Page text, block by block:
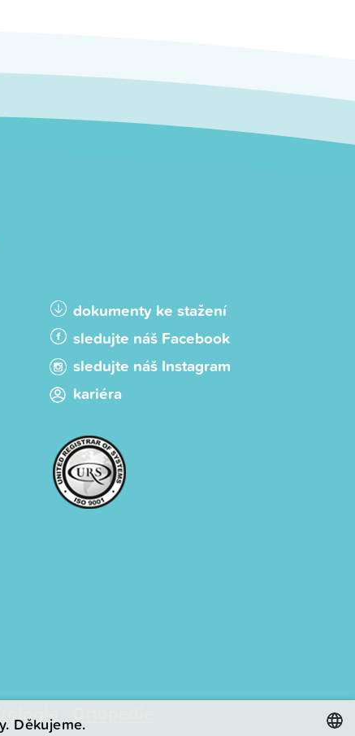
dokumenty ke stažení
sledujte náš Facebook
sledujte náš Instagram
kariéra
Děkujeme.